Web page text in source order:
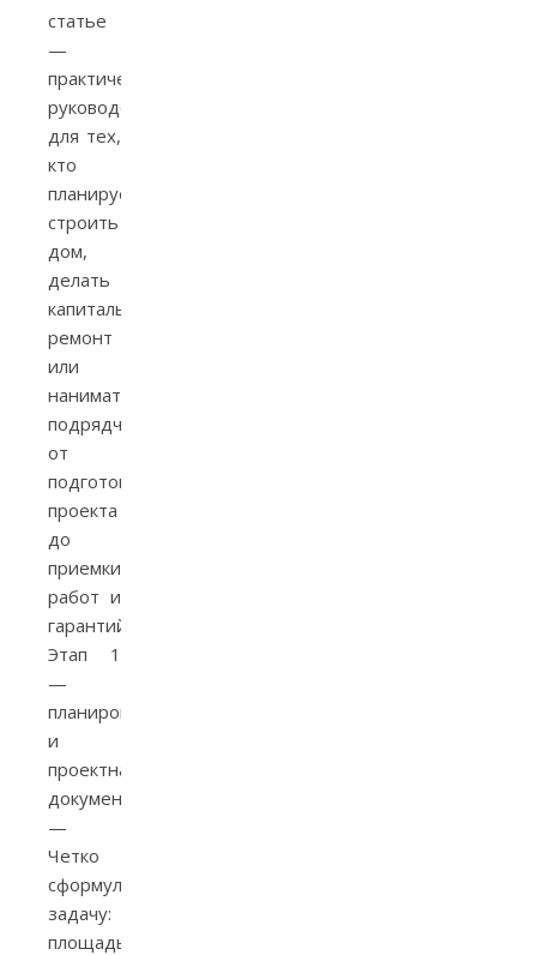
статье
—
практическое
руководство
для тех,
кто
планирует
строить
дом,
делать
капитальный
ремонт
или
нанимать
подрядчиков:
от
подготовки
проекта
до
приемки
работ и
гарантий.
Этап 1
—
планирование
и
проектная
документация
—
Четко
сформулируйте
задачу:
площадь,